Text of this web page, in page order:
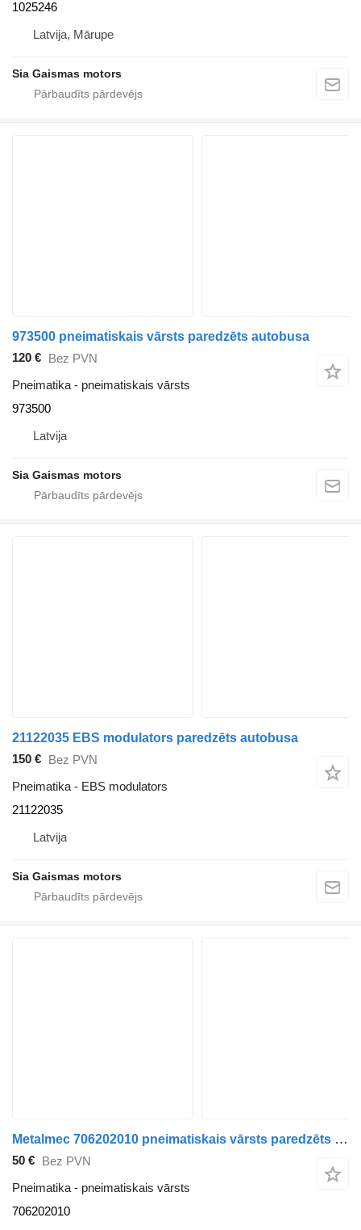
1025246
Latvija, Mārupe
Sia Gaismas motors
973500 pneimatiskais vārsts paredzēts autobusa
120 € Bez PVN
Pneimatika - pneimatiskais vārsts
973500
Latvija
Sia Gaismas motors
21122035 EBS modulators paredzēts autobusa
150 € Bez PVN
Pneimatika - EBS modulators
21122035
Latvija
Sia Gaismas motors
Metalmec 706202010 pneimatiskais vārsts paredzēts autobusa
50 € Bez PVN
Pneimatika - pneimatiskais vārsts
706202010